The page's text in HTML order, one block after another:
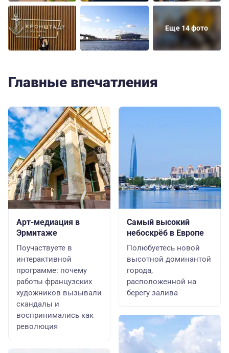
Еще 14 фото
Главные впечатления
Арт-медиация в
Эрмитаже
Поучаствуете в
интерактивной
программе: почему
работы французских
художников вызывали
скандалы и
воспринимались как
революция
Самый высокий
небоскрёб в Европе
Полюбуетесь новой
высотной доминантой
города,
расположенной на
берегу залива